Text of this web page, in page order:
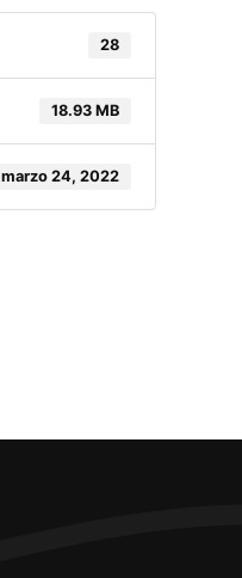
28
18.93 MB
marzo 24, 2022